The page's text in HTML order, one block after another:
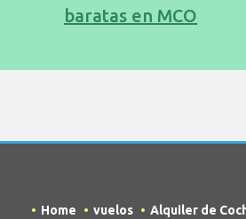
baratas en MCO
Home vuelos Alquiler de